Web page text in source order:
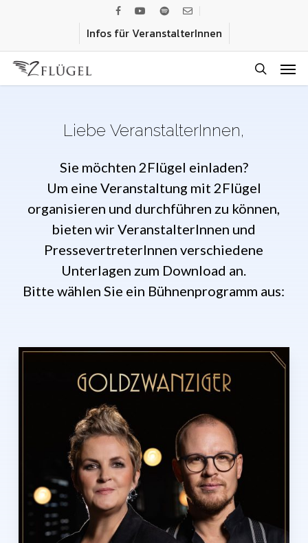
content
facebook
youtubespotifyemail
Infos für VeranstalterInnen
search
Liebe VeranstalterInnen,
Sie möchten 2Flügel einladen?
Um eine Veranstaltung mit 2Flügel
organisieren und durchführen zu können,
bieten wir VeranstalterInnen und
PressevertreterInnen verschiedene
Unterlagen zum Download an.
Bitte wählen Sie ein Bühnenprogramm aus: